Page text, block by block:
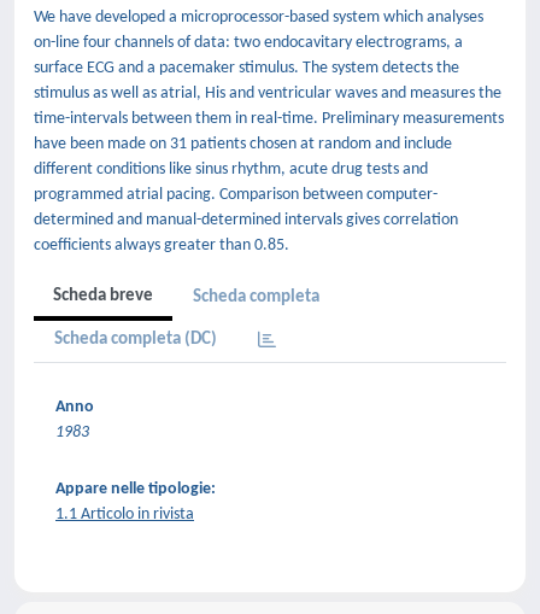
We have developed a microprocessor-based system which analyses
on-line four channels of data: two endocavitary electrograms, a
surface ECG and a pacemaker stimulus. The system detects the
stimulus as well as atrial, His and ventricular waves and measures the
time-intervals between them in real-time. Preliminary measurements
have been made on 31 patients chosen at random and include
different conditions like sinus rhythm, acute drug tests and
programmed atrial pacing. Comparison between computer-
determined and manual-determined intervals gives correlation
coefficients always greater than 0.85.
Scheda breve Scheda completa
Scheda completa (DC)
Anno
1983
Appare nelle tipologie:
1.1 Articolo in rivista